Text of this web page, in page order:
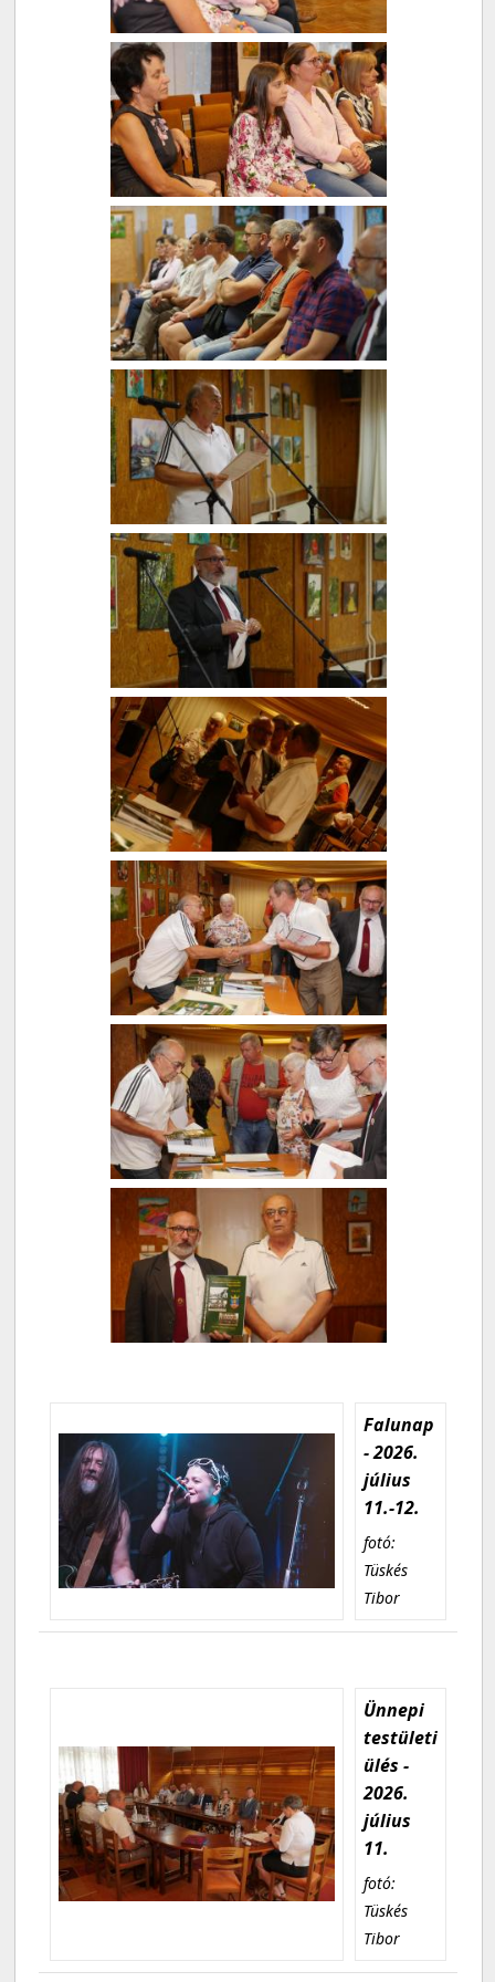
Falunap
- 2026.
július
11.-12.
fotó:
Tüskés
Tibor
Ünnepi
testületi
ülés -
2026.
július
11.
fotó:
Tüskés
Tibor